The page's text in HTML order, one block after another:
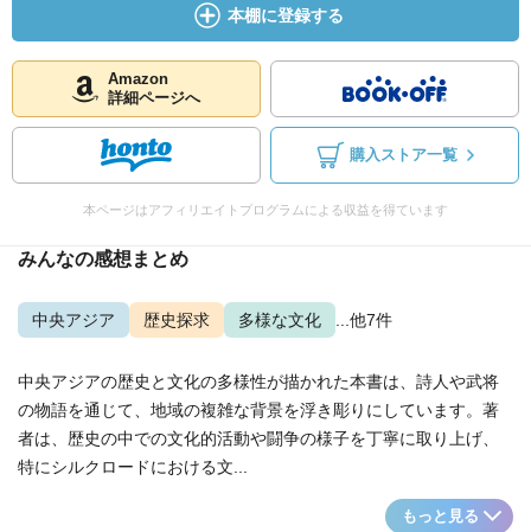
本棚に登録する
Amazon
詳細ページへ
購入ストア一覧
本ページはアフィリエイトプログラムによる収益を得ています
みんなの感想まとめ
中央アジア 歴史探求 多様な文化 ...他7件
中央アジアの歴史と文化の多様性が描かれた本書は、詩人や武将
の物語を通じて、地域の複雑な背景を浮き彫りにしています。著
者は、歴史の中での文化的活動や闘争の様子を丁寧に取り上げ、
特にシルクロードにおける文...
もっと見る